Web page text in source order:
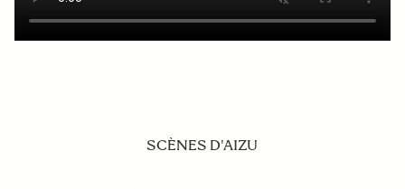
SCÈNES D'AIZU